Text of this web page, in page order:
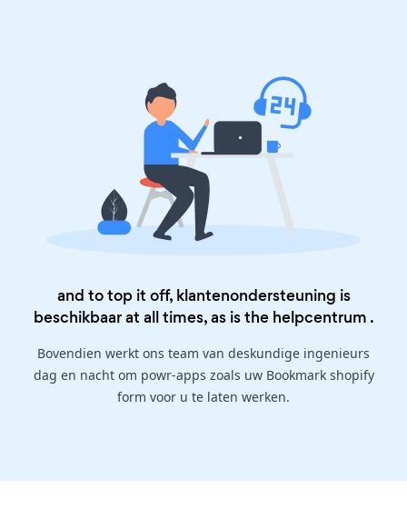
and to top it off, klantenondersteuning is
beschikbaar at all times, as is the helpcentrum .
Bovendien werkt ons team van deskundige ingenieurs
dag en nacht om powr-apps zoals uw Bookmark shopify
form voor u te laten werken.